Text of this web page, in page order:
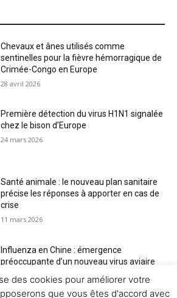
Chevaux et ânes utilisés comme
sentinelles pour la fièvre hémorragique de
Crimée-Congo en Europe
28 avril 2026
Première détection du virus H1N1 signalée
chez le bison d’Europe
24 mars 2026
Santé animale : le nouveau plan sanitaire
précise les réponses à apporter en cas de
crise
11 mars 2026
Influenza en Chine : émergence
préoccupante d’un nouveau virus aviaire
des cookies pour améliorer votre
que vous êtes d'accord avec